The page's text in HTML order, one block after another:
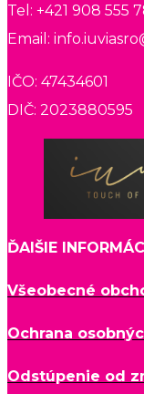
Tel: +421 908 555
Email:
IČO: 47434601
DIČ: 2023880595
ĎAlŠIE
Všeobecné
Ochrana
Odstúpenie od